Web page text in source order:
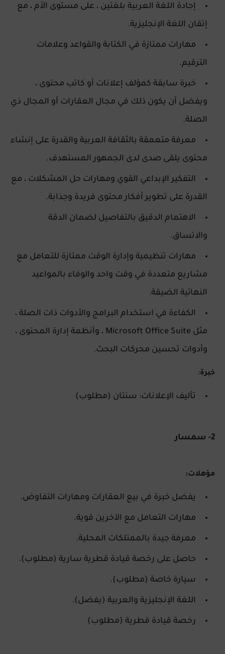
إجادة اللغة العربية بلغتين ، على مستوى الأم ، مع
إتقان اللغة الإنجليزية.
مهارات ممتازة في الكتابة والقواعد وعلامات
الترقيم.
خبرة سابقة كمؤلف إعلانات أو كاتب محتوى ،
ويفضل أن يكون ذلك في مجال العقارات أو المجال ذي
الصلة.
معرفة متعمقة بالثقافة العربية والقدرة على إنشاء
محتوى يلقى صدى لدى الجمهور المستهدف.
التفكير الإبداعي القوي ومهارات حل المشكلات ، مع
القدرة على تطوير أفكار محتوى فريدة وجذابة.
الاهتمام الدقيق بالتفاصيل لضمان الدقة
والاتساق.
مهارات تنظيمية وإدارة الوقت ممتازة للتعامل مع
مشاريع متعددة في وقت واحد والوفاء بالمواعيد
النهائية الضيقة.
الكفاءة في استخدام البرامج والأدوات ذات الصلة ،
مثل Microsoft Office Suite ، وأنظمة إدارة المحتوى ،
وأدوات تحسين محركات البحث.
خبرة:
تأليف الإعلانات: سنتان (مطلوب)
2- سمسار
مؤهلات:
يفضل خبرة في بيع العقارات ومهارات التفاوض.
مهارات التعامل مع الآخرين قوية.
معرفة جيدة بالممتلكات المحلية.
حاصل على رخصة قيادة قطرية سارية (مطلوب).
سيارة خاصة (مطلوب).
اللغة الإنجليزية والعربية (يفضل).
رخصة قيادة قطرية (مطلوب)